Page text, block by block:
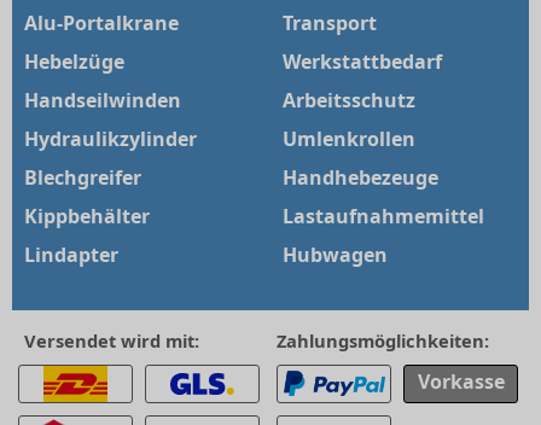
Alu-Portalkrane
Hebelzüge
Handseilwinden
Hydraulikzylinder
Blechgreifer
Kippbehälter
Lindapter
Transport
Werkstattbedarf
Arbeitsschutz
Umlenkrollen
Handhebezeuge
Lastaufnahmemittel
Hubwagen
Versendet wird mit: Zahlungsmöglichkeiten:
Vorkasse